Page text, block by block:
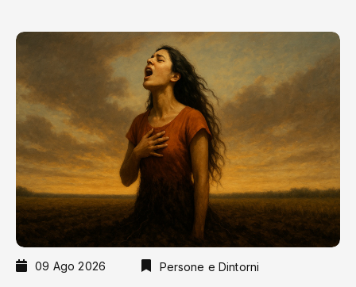
09 Ago 2026 Persone e Dintorni